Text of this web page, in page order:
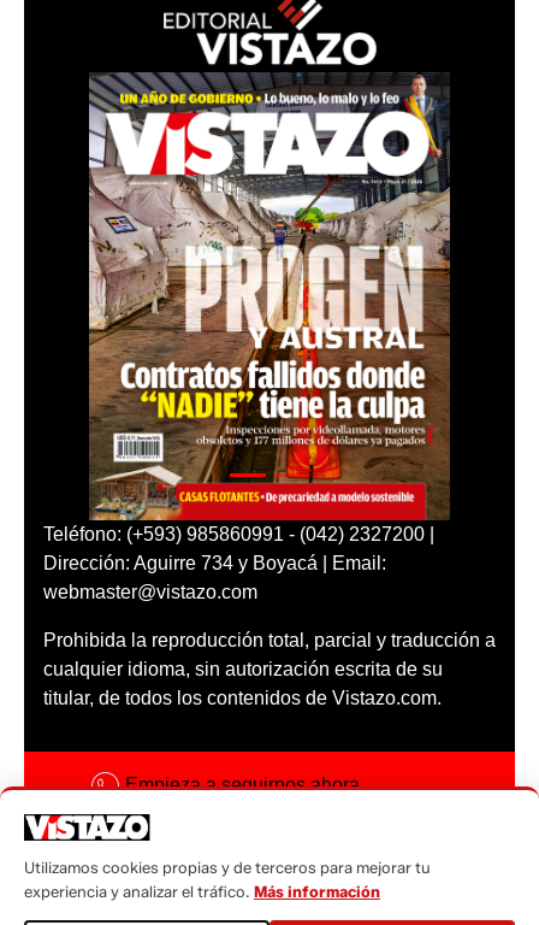
Teléfono: (+593) 985860991 - (042) 2327200 |
Dirección: Aguirre 734 y Boyacá | Email:
webmaster@vistazo.com
Prohibida la reproducción total, parcial y traducción a
cualquier idioma, sin autorización escrita de su
titular, de todos los contenidos de Vistazo.com.
Empieza a seguirnos ahora
Código ética
Sugerencias a:
Utilizamos cookies propias y de terceros para mejorar tu
experiencia y analizar el tráfico. Más información